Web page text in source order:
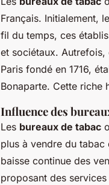
Français. Initialement,
fil du temps, ces
et sociétaux.
Paris fondé en 1716,
Bonaparte. Cette riche
Influence des
Les bureaux de tabac
plus à vendre du
baisse continue des
proposant des